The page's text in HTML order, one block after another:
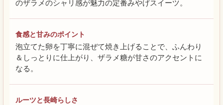
のザラメのシャリ感が魅力の定番みやげスイーツ。
食感と甘みのポイント
泡立てた卵を丁寧に混ぜて焼き上げることで、ふんわり
＆しっとりに仕上がり、ザラメ糖が甘さのアクセントに
なる。
ルーツと長崎らしさ